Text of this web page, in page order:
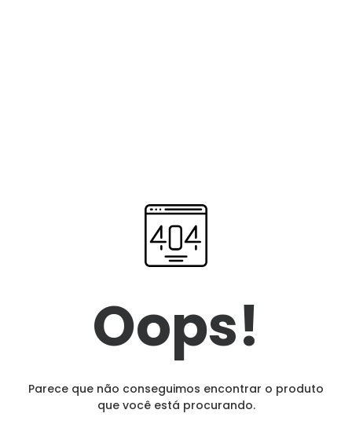
Oops!
Parece que não conseguimos encontrar o produto
que você está procurando.